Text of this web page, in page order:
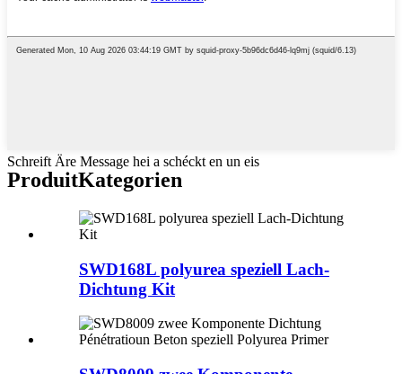
Schreift Äre Message hei a schéckt en un eis
ProduitKategorien
SWD168L polyurea speziell Lach-
Dichtung Kit